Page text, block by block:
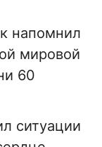
напомнил
мировой
60
ситуации